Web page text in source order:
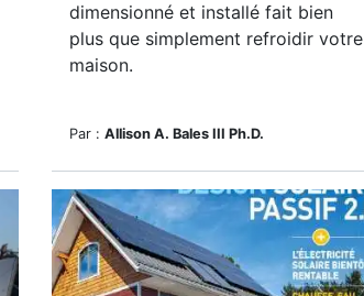
dimensionné et installé fait bien
plus que simplement refroidir votre
maison.
Par : Allison A. Bales III Ph.D.